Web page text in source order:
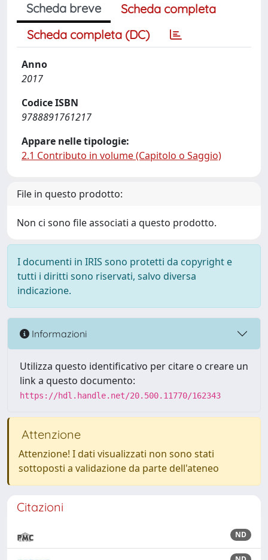
Scheda breve
Scheda completa
Scheda completa (DC)
Anno
2017
Codice ISBN
9788891761217
Appare nelle tipologie:
2.1 Contributo in volume (Capitolo o Saggio)
File in questo prodotto:
Non ci sono file associati a questo prodotto.
I documenti in IRIS sono protetti da copyright e
tutti i diritti sono riservati, salvo diversa
indicazione.
Informazioni
Utilizza questo identificativo per citare o creare un
link a questo documento:
https://hdl.handle.net/20.500.11770/162343
Attenzione
Attenzione! I dati visualizzati non sono stati
sottoposti a validazione da parte dell'ateneo
Citazioni
ND